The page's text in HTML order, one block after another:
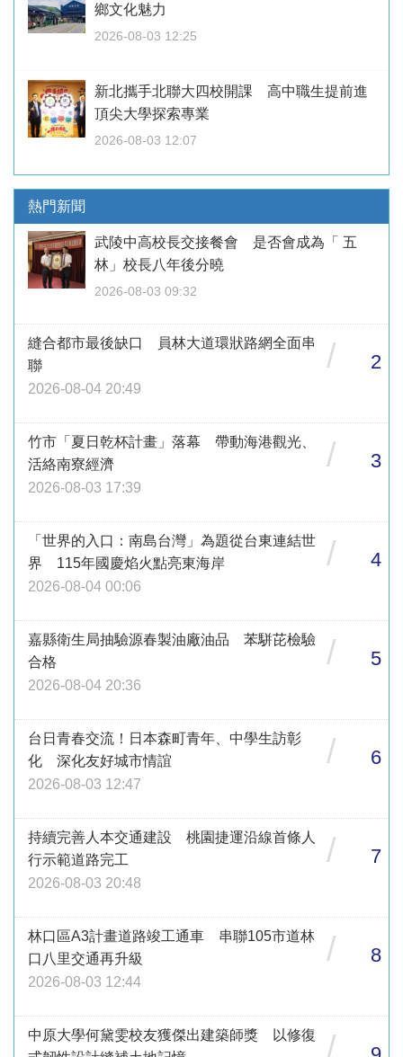
鄉文化魅力
2026-08-03 12:25
新北攜手北聯大四校開課 高中職生提前進
頂尖大學探索專業
2026-08-03 12:07
熱門新聞
武陵中高校長交接餐會 是否會成為「 五
林」校長八年後分曉
2026-08-03 09:32
縫合都市最後缺口 員林大道環狀路網全面串
聯
2026-08-04 20:49
/ 2
竹市「夏日乾杯計畫」落幕 帶動海港觀光、
活絡南寮經濟
2026-08-03 17:39
/ 3
「世界的入口：南島台灣」為題從台東連結世
界 115年國慶焰火點亮東海岸
2026-08-04 00:06
/ 4
嘉縣衛生局抽驗源春製油廠油品 苯駢芘檢驗
合格
2026-08-04 20:36
/ 5
台日青春交流！日本森町青年、中學生訪彰
化 深化友好城市情誼
2026-08-03 12:47
/ 6
持續完善人本交通建設 桃園捷運沿線首條人
行示範道路完工
2026-08-03 20:48
/ 7
林口區A3計畫道路竣工通車 串聯105市道林
口八里交通再升級
2026-08-03 12:44
/ 8
中原大學何黛雯校友獲傑出建築師獎 以修復
/